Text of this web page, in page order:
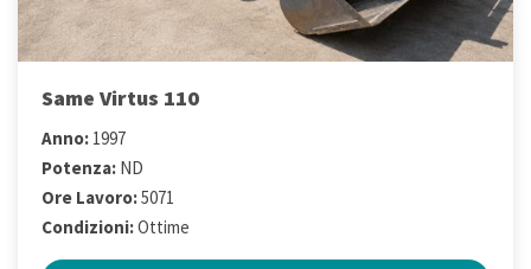
Same Virtus 110
Anno: 1997
Potenza: ND
Ore Lavoro:5071
Condizioni:Ottime